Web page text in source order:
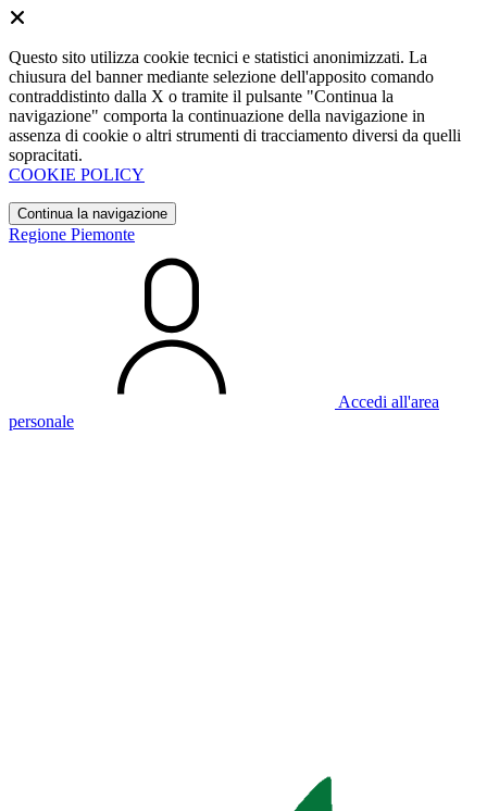
Questo sito utilizza cookie tecnici e statistici anonimizzati. La
chiusura del banner mediante selezione dell'apposito comando
contraddistinto dalla X o tramite il pulsante "Continua la
navigazione" comporta la continuazione della navigazione in
assenza di cookie o altri strumenti di tracciamento diversi da quelli
sopracitati.
COOKIE POLICY
Continua la navigazione
Regione Piemonte
Accedi all'area
personale